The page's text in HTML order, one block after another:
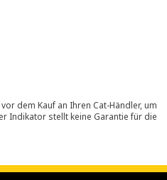
dem Kauf an Ihren Cat-Händler, um
Indikator stellt keine Garantie für die